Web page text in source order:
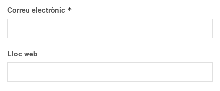
Correu electrònic *
Lloc web